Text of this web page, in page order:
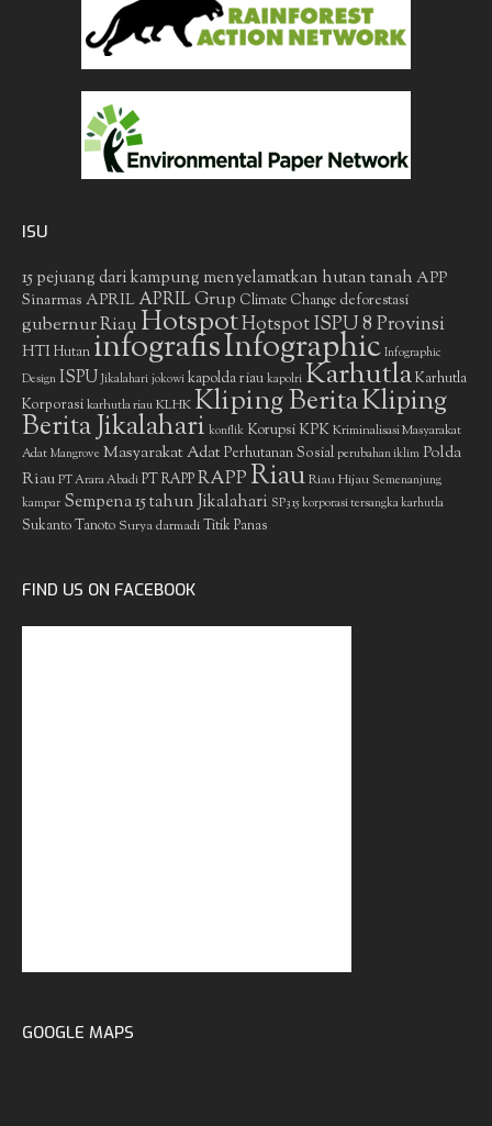
ISU
15 pejuang dari kampung menyelamatkan hutan tanah APP
Sinarmas APRIL APRIL Grup Climate Change deforestasi
gubernur RiauHotspotHotspot ISPU 8 Provinsi
HTIHutan infografisInfographic Infographic
Design ISPU Jikalahari jokowi kapolda riau kapolri KarhutlaKarhutla
Korporasikarhutla riauKLHKKliping BeritaKliping
Berita Jikalahari konflik Korupsi KPKKriminalisasi Masyarakat
Adat Mangrove Masyarakat AdatPerhutanan Sosial perubahan iklim Polda
Riau PT Arara Abadi PT RAPPRAPPRiauRiau Hijau Semenanjung
kampar Sempena 15 tahun Jikalahari SP3 15 korporasi tersangka karhutla
Sukanto Tanoto Surya darmadiTitik Panas
FIND US ON FACEBOOK
GOOGLE MAPS